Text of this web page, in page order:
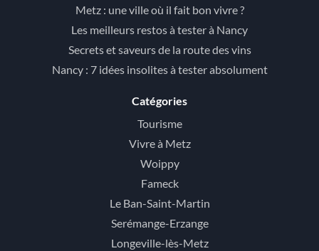
Metz : une ville où il fait bon vivre ?
Les meilleurs restos à tester à Nancy
Secrets et saveurs de la route des vins
Nancy : 7 idées insolites à tester absolument
Catégories
Tourisme
Vivre à Metz
Woippy
Fameck
Le Ban-Saint-Martin
Serémange-Erzange
Longeville-lès-Metz